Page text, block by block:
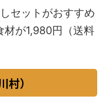
セットがおすすめ
が1,980円（送料
）